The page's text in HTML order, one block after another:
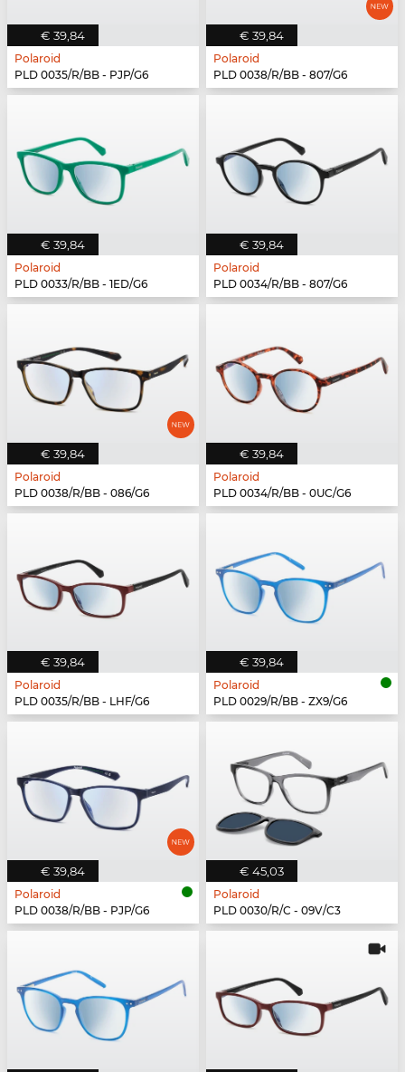
€ 39,84
Polaroid
PLD 0035/R/BB - PJP/G6
€ 39,84
Polaroid
PLD 0038/R/BB - 807/G6
€ 39,84
Polaroid
PLD 0033/R/BB - 1ED/G6
€ 39,84
Polaroid
PLD 0034/R/BB - 807/G6
€ 39,84
Polaroid
PLD 0038/R/BB - 086/G6
€ 39,84
Polaroid
PLD 0034/R/BB - 0UC/G6
€ 39,84
Polaroid
PLD 0035/R/BB - LHF/G6
€ 39,84
Polaroid
PLD 0029/R/BB - ZX9/G6
€ 39,84
Polaroid
PLD 0038/R/BB - PJP/G6
€ 45,03
Polaroid
PLD 0030/R/C - 09V/C3